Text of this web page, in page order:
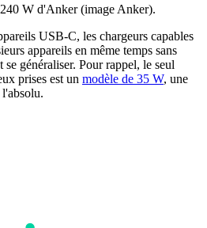
W d'Anker (image Anker).
USB-C, les chargeurs capables
appareils en même temps sans
généraliser. Pour rappel, le seul
prises est un modèle de 35 W, une
l'absolu.